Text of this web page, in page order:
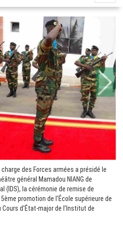
charge des Forces armées a présidé le
général Mamadou NIANG de
(IDS), la cérémonie de remise de
promotion de l'École supérieure de
d'État-major de l’Institut de